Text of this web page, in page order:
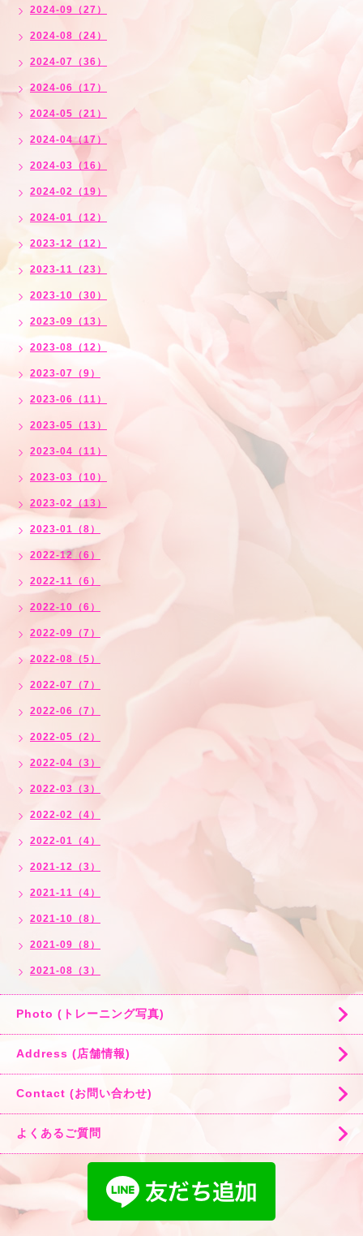
2024-09（27）
2024-08（24）
2024-07（36）
2024-06（17）
2024-05（21）
2024-04（17）
2024-03（16）
2024-02（19）
2024-01（12）
2023-12（12）
2023-11（23）
2023-10（30）
2023-09（13）
2023-08（12）
2023-07（9）
2023-06（11）
2023-05（13）
2023-04（11）
2023-03（10）
2023-02（13）
2023-01（8）
2022-12（6）
2022-11（6）
2022-10（6）
2022-09（7）
2022-08（5）
2022-07（7）
2022-06（7）
2022-05（2）
2022-04（3）
2022-03（3）
2022-02（4）
2022-01（4）
2021-12（3）
2021-11（4）
2021-10（8）
2021-09（8）
2021-08（3）
Photo (トレーニング写真)
Address (店舗情報)
Contact (お問い合わせ)
よくあるご質問